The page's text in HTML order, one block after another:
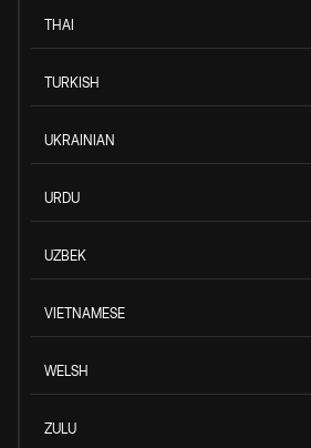
THAI
TURKISH
UKRAINIAN
URDU
UZBEK
VIETNAMESE
WELSH
ZULU